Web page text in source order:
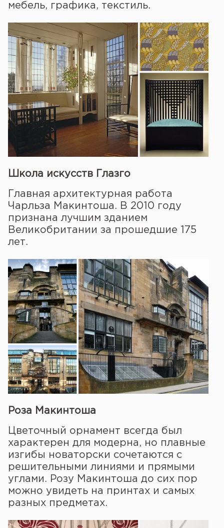
мебель, графика, текстиль.
Школа искусств Глазго
Главная архитектурная работа
Чарльза Макинтоша. В 2010 году
признана лучшим зданием
Великобритании за прошедшие 175
лет.
Роза Макинтоша
Цветочный орнамент всегда был
характерен для модерна, но плавные
изгибы новаторски сочетаются с
решительными линиями и прямыми
углами. Розу Макинтоша до сих пор
можно увидеть на принтах и самых
разных предметах.